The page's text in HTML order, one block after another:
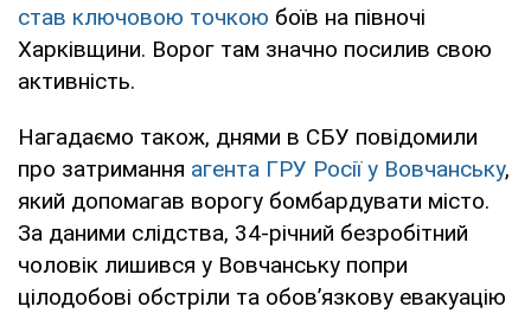
став ключовою точкою боїв на півночі
Харківщини. Ворог там значно посилив свою
активність.
Нагадаємо також, днями в СБУ повідомили
про затримання агента ГРУ Росії у Вовчанську,
який допомагав ворогу бомбардувати місто.
За даними слідства, 34-річний безробітний
чоловік лишився у Вовчанську попри
цілодобові обстріли та обов’язкову евакуацію